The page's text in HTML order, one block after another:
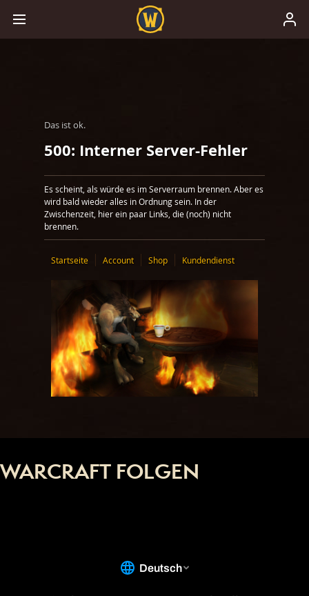
Das ist ok.
500: Interner Server-Fehler
Es scheint, als würde es im Serverraum brennen. Aber es
wird bald wieder alles in Ordnung sein. In der
Zwischenzeit, hier ein paar Links, die (noch) nicht
brennen.
Startseite Account Shop Kundendienst
WARCRAFT FOLGEN